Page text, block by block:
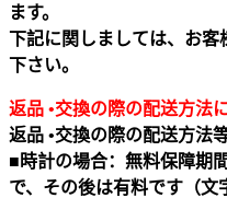
ます。
下記に関しましては、お
下さい。
返品 •交換の際の配送方法
返品 •交換の際の配送方法
■時計の場合：無料保障期
で、その後は有料です（文